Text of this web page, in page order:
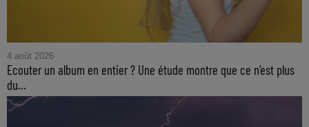
4 août 2026
Ecouter un album en entier ? Une étude montre que ce n’est plus
du...